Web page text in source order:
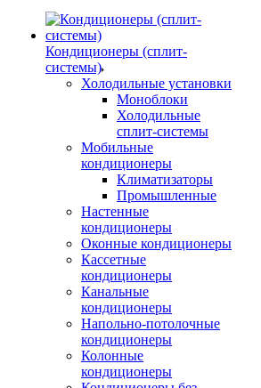
Кондиционеры (сплит-
системы)
Холодильные установки
Моноблоки
Холодильные
сплит-системы
Мобильные
кондиционеры
Климатизаторы
Промышленные
Настенные
кондиционеры
Оконные кондиционеры
Кассетные
кондиционеры
Канальные
кондиционеры
Напольно-потолочные
кондиционеры
Колонные
кондиционеры